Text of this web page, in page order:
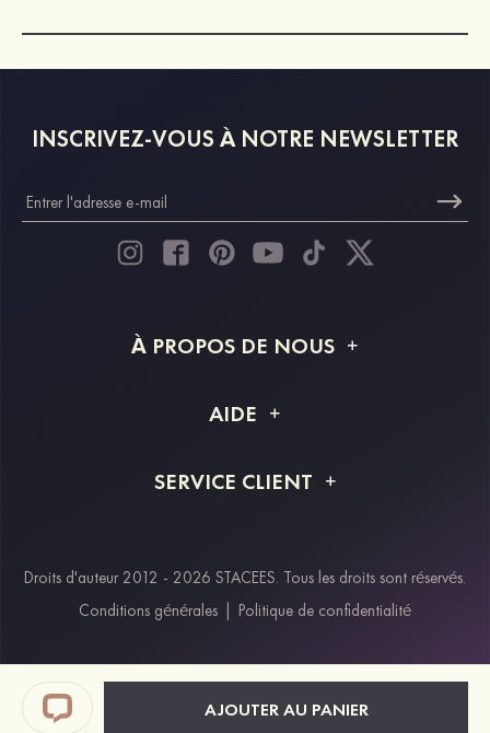
AJOUTER AU PANIER
INSCRIVEZ-VOUS À NOTRE NEWSLETTER
À PROPOS DE NOUS
Livraison
AIDE
Retour et remboursement
SERVICE CLIENT
Modes de paiement
Klarna
Paypal
Réductions étudiants & travailleurs essentiels
Droits d'auteur 2012 - 2026 STACEES. Tous les droits sont réservés.
Conditions générales | Politique de confidentialité